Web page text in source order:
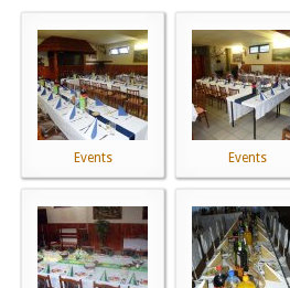
Events Events